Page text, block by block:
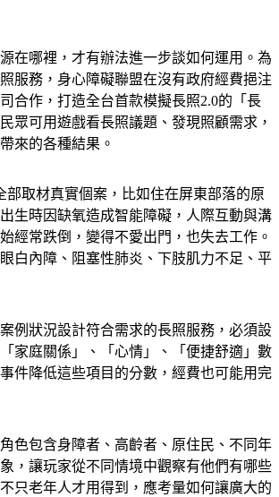
在哪裡，才有辦法進一步談如何運用。為
服務，身心障礙聯盟在沒有政府經費挹注
合作，打造全台首款模擬長照2.0的「長
眾可用遊戲看長照議題、發現照顧需求，
來的各種結果。
部取材真實個案，比如住在屏東部落的原
生時因缺氧造成智能障礙，人際互動與溝
經常跌倒，變得不愛出門，也失去工作。
白內障、阻塞性肺炎、下肢肌力不足、平
例狀況設計符合需求的長照服務，必須設
家庭關係」、「心情」、「便捷舒適」數
件降低這些項目的分數，經費也可能用完
色包含身障者、高齡者、原住民、不同年
，讓玩家從不同情境中觀察有他們有哪些
只老年人才用得到，應考量如何讓廣大的